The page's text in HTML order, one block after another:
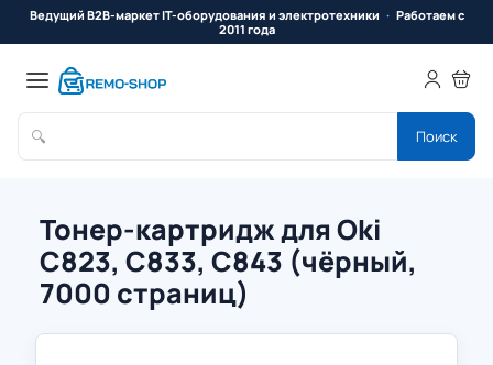
Ведущий B2B-маркет IT-оборудования и электротехники
Работаем с
2011 года
🔍 Поиск
Тонер-картридж для Oki
C823, C833, C843 (чёрный,
7000 страниц)